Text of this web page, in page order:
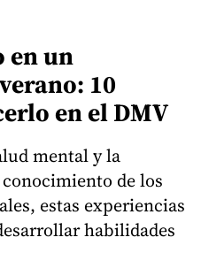
en un
10
en el DMV
mental y la
de los
estas experiencias
habilidades